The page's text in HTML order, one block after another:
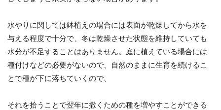
水やりに関しては鉢植えの場合には表面が乾燥してから水を
与える程度で十分で、冬は乾燥させた状態を維持していても
水分が不足することはありません。庭に植えている場合には
種付けなどの必要がないので、自然のままに生育を続けるこ
とで種が下に落ちていくので、
それを拾うことで翌年に撒くための種を増やすことができる